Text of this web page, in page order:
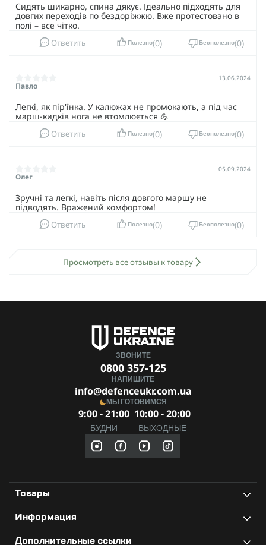
Сидять шикарно, спина дякує. Ідеально підходять для
довгих переходів по бездоріжжю. Вже протестовано в
полі – все чітко.
Ответить Полезно 0 Бесполезно 0
Павло
13.06.2024
Легкі, як пір'їнка. У калюжах не промокають, а під час
марш-кидків нога не втомлюється 💪
Ответить Полезно 0 Бесполезно 0
Олег
05.09.2024
Зручні та легкі, навіть після довгого маршу не
підводять. Вражений комфортом!
Ответить Полезно 0 Бесполезно 0
Просмотреть все отзывы к товару
ЗВОНИТЕ
0800 357-125
НАПИШИТЕ
info@defenceukr.com.ua
МЫ ГОТОВИМСЯ
9:00 - 21:00
БУДНИ
10:00 - 20:00
ВЫХОДНЫЕ
Товары
Информация
Дополнительные ссылки